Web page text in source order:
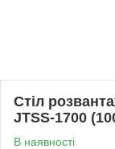
Стіл
JTSS-1700
В наявності